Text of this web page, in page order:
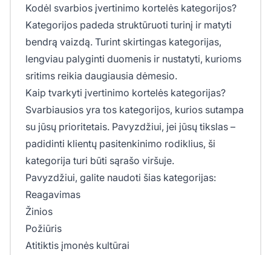
Kodėl svarbios įvertinimo kortelės kategorijos?
Kategorijos padeda struktūruoti turinį ir matyti
bendrą vaizdą. Turint skirtingas kategorijas,
lengviau palyginti duomenis ir nustatyti, kurioms
sritims reikia daugiausia dėmesio.
Kaip tvarkyti įvertinimo kortelės kategorijas?
Svarbiausios yra tos kategorijos, kurios sutampa
su jūsų prioritetais. Pavyzdžiui, jei jūsų tikslas –
padidinti klientų pasitenkinimo rodiklius, ši
kategorija turi būti sąrašo viršuje.
Pavyzdžiui, galite naudoti šias kategorijas:
Reagavimas
Žinios
Požiūris
Atitiktis įmonės kultūrai